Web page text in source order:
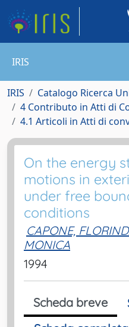
IRIS
IRIS
Catalogo Ricerca
4 Contributo in Atti di
4.1 Articoli in Atti di
On the energy
motions in
under free
conditions
CAPONE,
MONICA
1994
Scheda breve